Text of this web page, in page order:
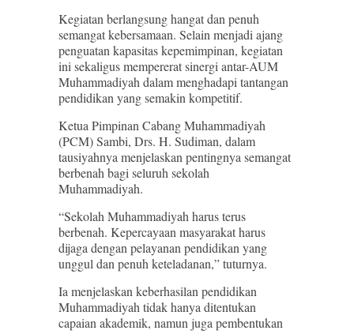
Kegiatan berlangsung hangat dan penuh
semangat kebersamaan. Selain menjadi ajang
penguatan kapasitas kepemimpinan, kegiatan
ini sekaligus mempererat sinergi antar-AUM
Muhammadiyah dalam menghadapi tantangan
pendidikan yang semakin kompetitif.
Ketua Pimpinan Cabang Muhammadiyah
(PCM) Sambi, Drs. H. Sudiman, dalam
tausiyahnya menjelaskan pentingnya semangat
berbenah bagi seluruh sekolah
Muhammadiyah.
“Sekolah Muhammadiyah harus terus
berbenah. Kepercayaan masyarakat harus
dijaga dengan pelayanan pendidikan yang
unggul dan penuh keteladanan,” tuturnya.
Ia menjelaskan keberhasilan pendidikan
Muhammadiyah tidak hanya ditentukan
capaian akademik, namun juga pembentukan